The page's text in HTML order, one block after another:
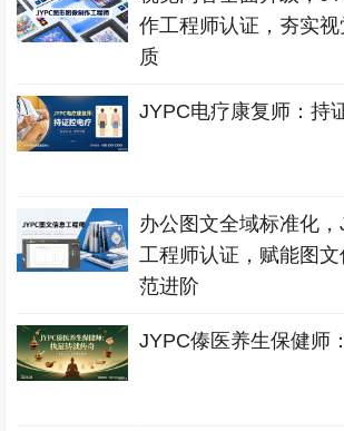
作工程师认证，夯实
质
JYPC电疗康复师：持
办公图文全域标准化
工程师认证，赋能图
范进阶
JYPC傣医养生保健师